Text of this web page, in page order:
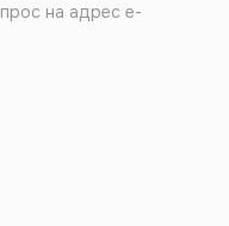
на адрес e-